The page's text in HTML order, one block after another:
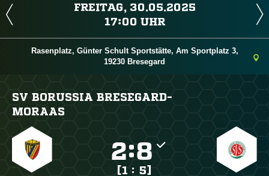
 
 
Rasenplatz, Günter Schult Sportstätte, Am Sportplatz 3,
19230 Bresegard
SV BORUSSIA BRESEGARD-
MORAAS
:
[1 : 5]